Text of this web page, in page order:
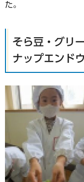
た。
そら豆・グリ
ナップエンド